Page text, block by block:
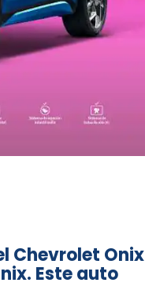
Chevrolet Onix
Este auto